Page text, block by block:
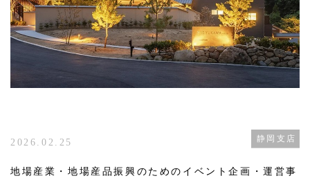
2026.02.25 静岡支店
地場産業・地場産品振興のためのイベント企画・運営事